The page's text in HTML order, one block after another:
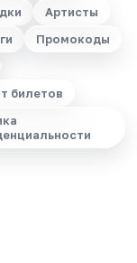
Артисты
Промокоды
билетов